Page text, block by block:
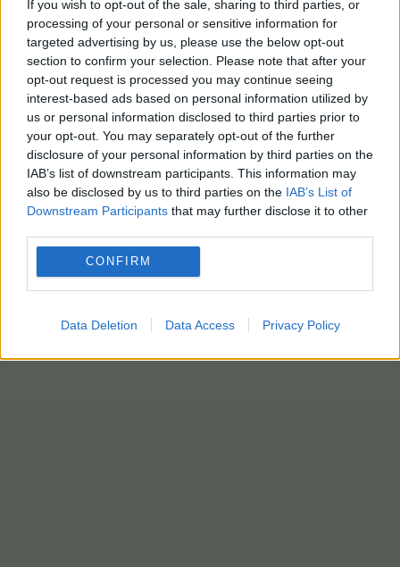
If you wish to opt-out of the sale, sharing to third parties, or
processing of your personal or sensitive information for
targeted advertising by us, please use the below opt-out
section to confirm your selection. Please note that after your
opt-out request is processed you may continue seeing
interest-based ads based on personal information utilized by
us or personal information disclosed to third parties prior to
your opt-out. You may separately opt-out of the further
disclosure of your personal information by third parties on the
IAB’s list of downstream participants. This information may
also be disclosed by us to third parties on the IAB’s List of
Downstream Participants that may further disclose it to other
CONFIRM
Data Deletion Data Access Privacy Policy